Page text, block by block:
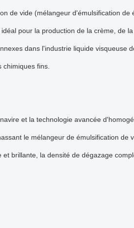
de vide (mélangeur d'émulsification
pour la production de la crème, de
dans l'industrie liquide
fins.
et la technologie avancée
le mélangeur de émulsification de
brillante, la densité de dégazage